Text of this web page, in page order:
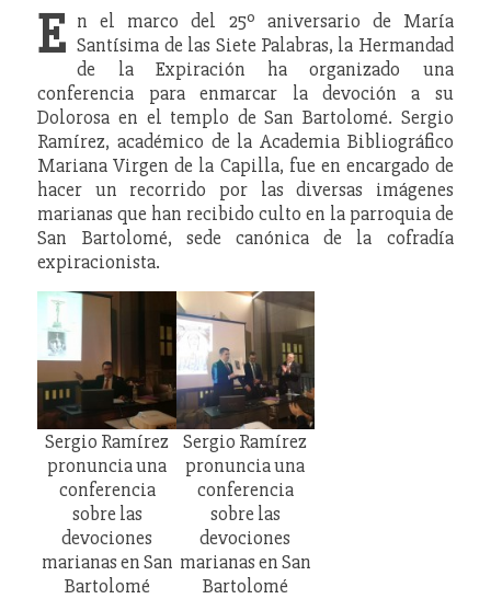
E n el marco del 25º aniversario de María
Santísima de las Siete Palabras, la Hermandad
de la Expiración ha organizado una
conferencia para enmarcar la devoción a su
Dolorosa en el templo de San Bartolomé. Sergio
Ramírez, académico de la Academia Bibliográfico
Mariana Virgen de la Capilla, fue en encargado de
hacer un recorrido por las diversas imágenes
marianas que han recibido culto en la parroquia de
San Bartolomé, sede canónica de la cofradía
expiracionista.
Sergio Ramírez
pronuncia una
conferencia
sobre las
devociones
marianas en San
Bartolomé
Sergio Ramírez
pronuncia una
conferencia
sobre las
devociones
marianas en San
Bartolomé